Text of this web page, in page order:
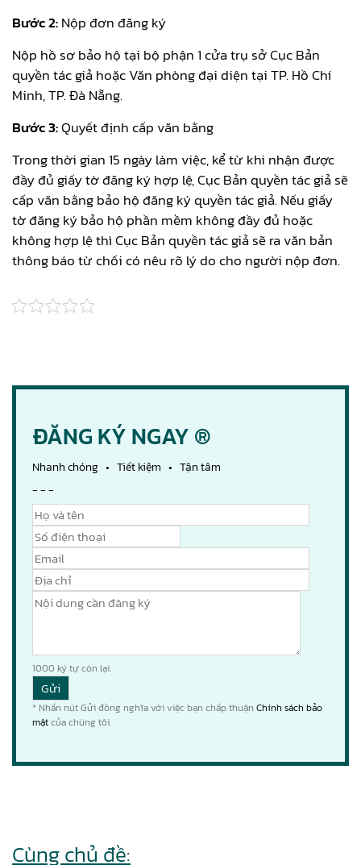
Bước 2:Nộp đơn đăng ký
Nộp hồ sơ bảo hộ tại bộ phận 1 cửa trụ sở Cục Bản
quyền tác giả hoặc Văn phòng đại diện tại TP. Hồ Chí
Minh, TP. Đà Nẵng.
Bước 3:Quyết định cấp văn bằng
Trong thời gian 15 ngày làm việc, kể từ khi nhận được
đầy đủ giấy tờ đăng ký hợp lệ, Cục Bản quyền tác giả sẽ
cấp văn bằng bảo hộ đăng ký quyền tác giả. Nếu giấy
tờ đăng ký bảo hộ phần mềm không đầy đủ hoặc
không hợp lệ thì Cục Bản quyền tác giả sẽ ra văn bản
thông báo từ chối có nêu rõ lý do cho người nộp đơn.
ĐĂNG KÝ NGAY ®
Nhanh chóng • Tiết kiệm • Tận tâm
- - -
1000 ký tự còn lại.
* Nhấn nút Gửi đồng nghĩa với việc bạn chấp thuận Chính sách bảo
mậtcủa chúng tôi.
Cùng chủ đề: